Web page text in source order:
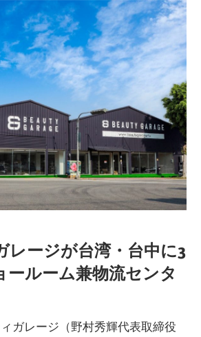
レージが台湾・台中に3
ールーム兼物流センタ
ガレージ（野村秀輝代表取締役